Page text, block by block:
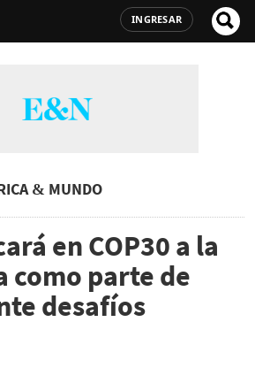
INGRESAR
& MUNDO
en COP30 a la
como parte de
desafíos